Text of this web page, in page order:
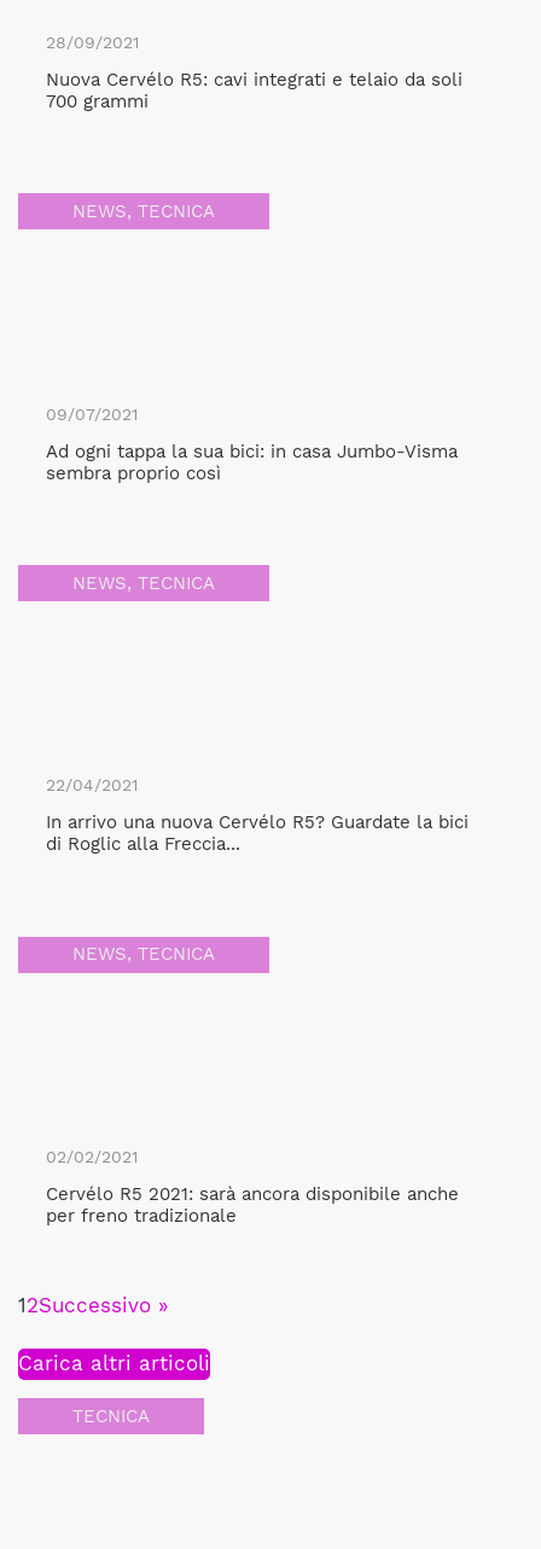
28/09/2021
Nuova Cervélo R5: cavi integrati e telaio da soli
700 grammi
NEWS, TECNICA
09/07/2021
Ad ogni tappa la sua bici: in casa Jumbo-Visma
sembra proprio così
NEWS, TECNICA
22/04/2021
In arrivo una nuova Cervélo R5? Guardate la bici
di Roglic alla Freccia...
NEWS, TECNICA
02/02/2021
Cervélo R5 2021: sarà ancora disponibile anche
per freno tradizionale
12Successivo »
Carica altri articoli
TECNICA